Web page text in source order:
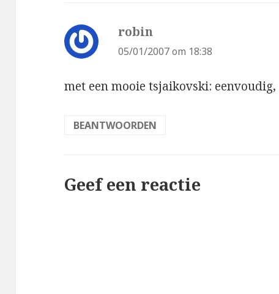
robin
05/01/2007 om 18:38
met een mooie tsjaikovski:
BEANTWOORDEN
Geef een reactie